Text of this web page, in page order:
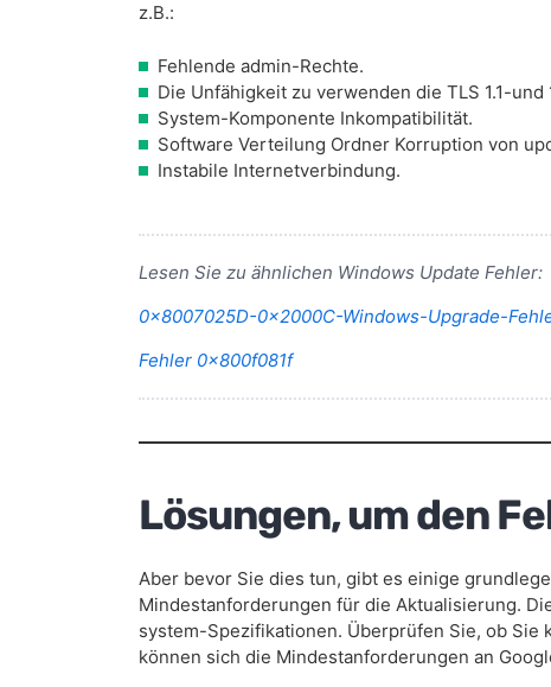
z.B.:
Fehlende admin-Rechte.
Die Unfähigkeit zu verwenden die TLS 1.1-und
System-Komponente Inkompatibilität.
Software Verteilung Ordner Korruption von
Instabile Internetverbindung.
Lesen Sie zu ähnlichen Windows Update Fehler:
0x8007025D-0x2000C-Windows-Upgrade-
Fehler 0x800f081f
Lösungen, um den
Aber bevor Sie dies tun, gibt es einige
Mindestanforderungen für die Aktualisierung.
system-Spezifikationen. Überprüfen Sie, ob
können sich die Mindestanforderungen an